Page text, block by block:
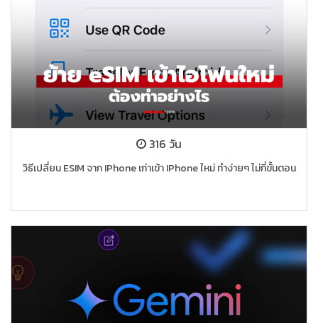
316 วัน
วิธีเปลี่ยน ESIM จาก IPhone เก่าเข้า IPhone ใหม่ ทำง่ายๆ ไม่กี่ขั้นตอน